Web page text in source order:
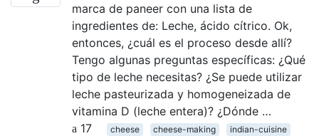
marca de paneer con una lista de
ingredientes de: Leche, ácido cítrico. Ok,
entonces, ¿cuál es el proceso desde allí?
Tengo algunas preguntas específicas: ¿Qué
tipo de leche necesitas? ¿Se puede utilizar
leche pasteurizada y homogeneizada de
vitamina D (leche entera)? ¿Dónde …
17
cheese cheese-making
indian-cuisine